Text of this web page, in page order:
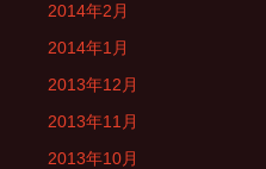
2014年2月
2014年1月
2013年12月
2013年11月
2013年10月